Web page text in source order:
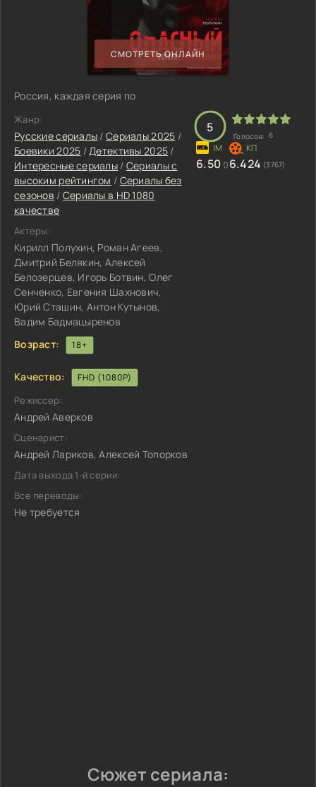
СМОТРЕТЬ ОНЛАЙН
Россия, каждая серия по
Жанр:
Русские сериалы /Сериалы 2025 /
Боевики 2025 /Детективы 2025 /
Интересные сериалы / Сериалы с
высоким рейтингом / Сериалы без
сезонов / Сериалы в HD 1080
качестве
Актеры:
Кирилл Полухин, Роман Агеев,
Дмитрий Белякин, Алексей
Белозерцев, Игорь Ботвин, Олег
Сенченко, Евгения Шахнович,
Юрий Сташин, Антон Кутынов,
Вадим Бадмацыренов
Возраст:
18+
5
Голосов: 6
6.50 () 6.424 (3767)
Качество: FHD (1080P)
Режиссер:
Андрей Аверков
Сценарист:
Андрей Лариков, Алексей Топорков
Дата выхода 1-й серии:
Все переводы:
Не требуется
Сюжет сериала: